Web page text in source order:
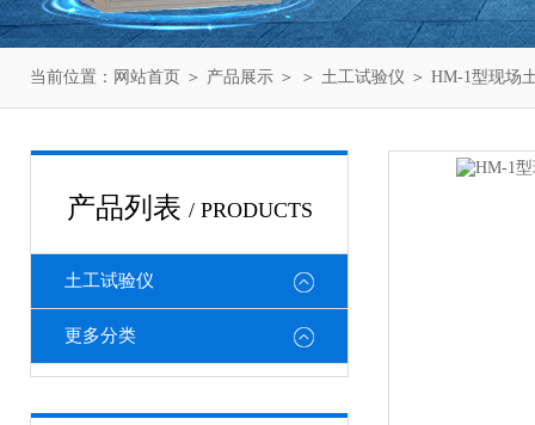
当前位置： 网站首页 ＞ 产品展示 ＞ ＞ 土工试验仪 ＞ HM-1型现场
产品列表 / PRODUCTS
土工试验仪
更多分类